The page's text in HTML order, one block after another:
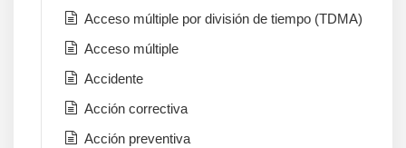
Acceso múltiple por división de tiempo (TDMA)
Acceso múltiple
Accidente
Acción correctiva
Acción preventiva